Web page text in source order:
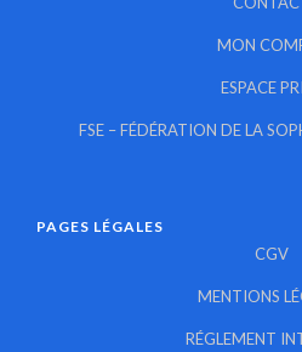
MON
ESPACE
FSE – FÉDÉRATION DE LA
PAGES LÉGALES
CGV
MENTIONS
RÉGLEMENT